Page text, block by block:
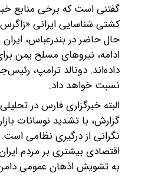
گفتنی است که برخی منابع
کشتی شناسایی ایرانی
حال حاضر در بندرعباس،
ادامه، نیروهای مسلح یمن
داده‌اند. دونالد ترامپ،
نسبت خواهد داد.
البته خبرگزاری فارس در
گزارش، با تشدید نوسانات
نگرانی از درگیری نظامی
اقتصادی بیشتری بر مردم
به تشویش اذهان عمومی